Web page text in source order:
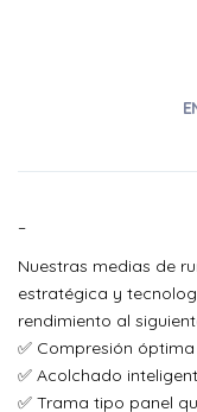
–
Nuestras medias de
estratégica y
rendimiento al
✅ Compresión óptima
✅ Acolchado
✅ Trama tipo panel